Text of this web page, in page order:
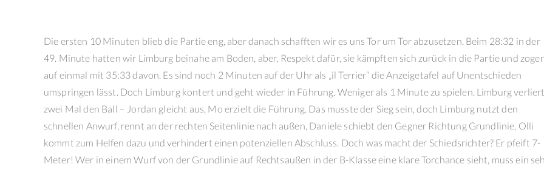
Die ersten 10 Minuten blieb die Partie eng, aber danach schafften wir es uns Tor um Tor abzusetzen. Beim 28:32 in der
49. Minute hatten wir Limburg beinahe am Boden, aber, Respekt dafür, sie kämpften sich zurück in die Partie und
auf einmal mit 35:33 davon. Es sind noch 2 Minuten auf der Uhr als „il Terrier“ die Anzeigetafel auf Unentschieden
umspringen lässt. Doch Limburg kontert und geht wieder in Führung. Weniger als 1 Minute zu spielen. Limburg
zwei Mal den Ball – Jordan gleicht aus, Mo erzielt die Führung. Das musste der Sieg sein, doch Limburg nutzt den
schnellen Anwurf, rennt an der rechten Seitenlinie nach außen, Daniele schiebt den Gegner Richtung Grundlinie, Olli
kommt zum Helfen dazu und verhindert einen potenziellen Abschluss. Doch was macht der Schiedsrichter? Er pfeift 7-
Meter! Wer in einem Wurf von der Grundlinie auf Rechtsaußen in der B-Klasse eine klare Torchance sieht, muss ein